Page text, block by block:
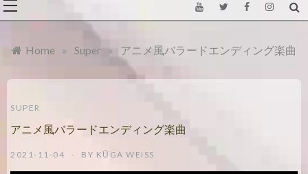
のル
ーフ
Home » Super » アニメ風バラードエンディング楽曲
SUPER
アニメ風バラードエンディング楽曲
2021-11-04 BY KŪGA WEISS